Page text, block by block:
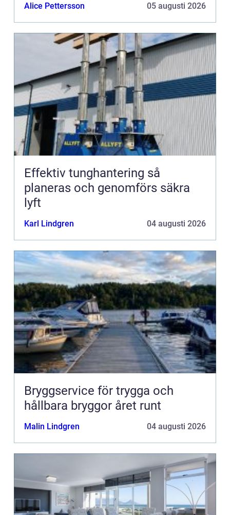
Alice Pettersson 05 augusti 2026
Effektiv tunghantering så
planeras och genomförs säkra
lyft
Karl Lindgren 04 augusti 2026
Bryggservice för trygga och
hållbara bryggor året runt
Malin Lindgren 04 augusti 2026